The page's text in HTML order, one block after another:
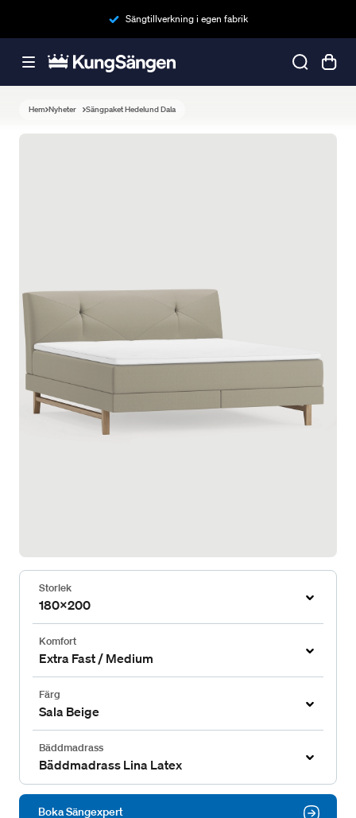
Sängtillverkning i egen fabrik
Hem Nyheter Sängpaket Hedelund Dala
Storlek
180x200
Komfort
Extra Fast / Medium
Färg
Sala Beige
Bäddmadrass
Bäddmadrass Lina Latex
Boka Sängexpert